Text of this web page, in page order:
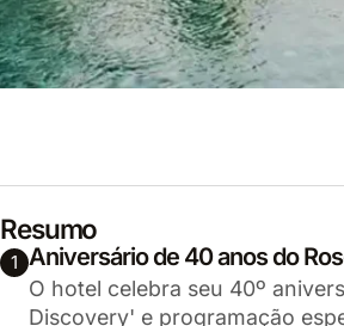
Resumo
1 Aniversário de 40 anos do
O hotel celebra seu 40º
Discovery' e programação